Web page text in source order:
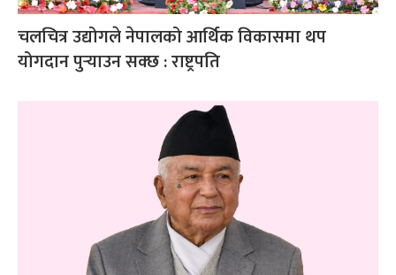
चलचित्र उद्योगले नेपालको आर्थिक विकासमा थप
योगदान पुर्‍याउन सक्छ : राष्ट्रपति